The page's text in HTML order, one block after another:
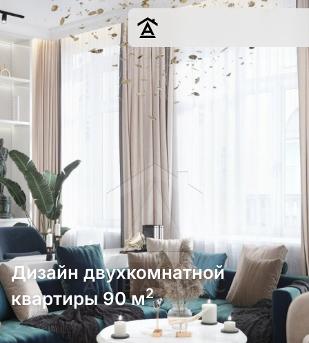
Дизайн
Ремонт
Цены
Наши работы
О нас
Контакты
г. Москва
8 (495) 109-
22-59
Обсудить
проект
Дизайн двухкомнатной
квартиры 90 м2